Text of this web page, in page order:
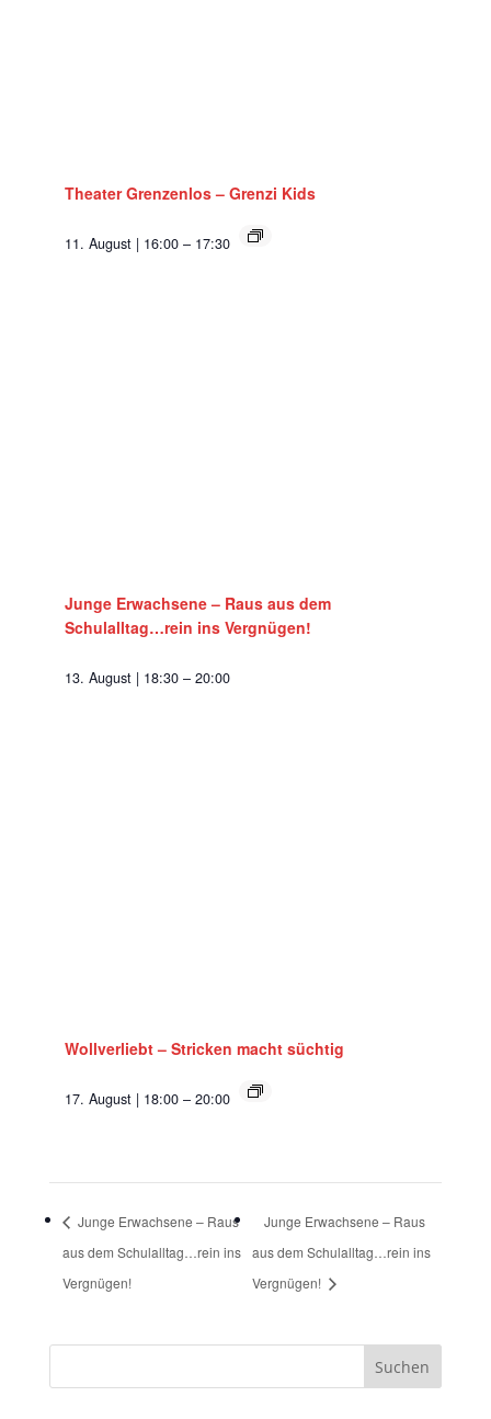
Theater Grenzenlos – Grenzi Kids
11. August | 16:00 – 17:30
Junge Erwachsene – Raus aus dem
Schulalltag…rein ins Vergnügen!
13. August | 18:30 – 20:00
Wollverliebt – Stricken macht süchtig
17. August | 18:00 – 20:00
Junge Erwachsene – Raus
aus dem Schulalltag…rein ins
Vergnügen!
Junge Erwachsene – Raus
aus dem Schulalltag…rein ins
Vergnügen!